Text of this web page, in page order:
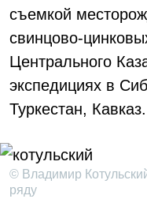
съемкой
свинцово-
Центрального
экспедициях в
Туркестан, Кавказ.
© Владимир
ряду